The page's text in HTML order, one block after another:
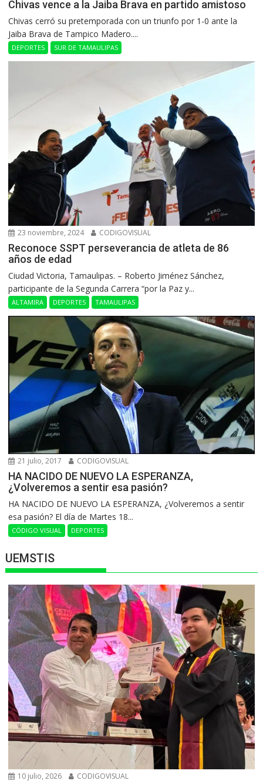
Chivas vence a la Jaiba Brava en partido amistoso
Chivas cerró su pretemporada con un triunfo por 1-0 ante la
Jaiba Brava de Tampico Madero....
DEPORTES SUR DE TAMAULIPAS
23 noviembre, 2024 CODIGOVISUAL
Reconoce SSPT perseverancia de atleta de 86
años de edad
Ciudad Victoria, Tamaulipas. – Roberto Jiménez Sánchez,
participante de la Segunda Carrera “por la Paz y...
ALTAMIRA DEPORTES TAMAULIPAS
21 julio, 2017 CODIGOVISUAL
HA NACIDO DE NUEVO LA ESPERANZA,
¿Volveremos a sentir esa pasión?
HA NACIDO DE NUEVO LA ESPERANZA, ¿Volveremos a sentir
esa pasión? El día de Martes 18...
CÓDIGO VISUAL DEPORTES
UEMSTIS
10 julio, 2026 CODIGOVISUAL